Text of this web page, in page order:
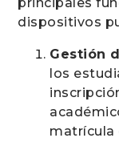
dispositivos
Gestión
los
matrícula